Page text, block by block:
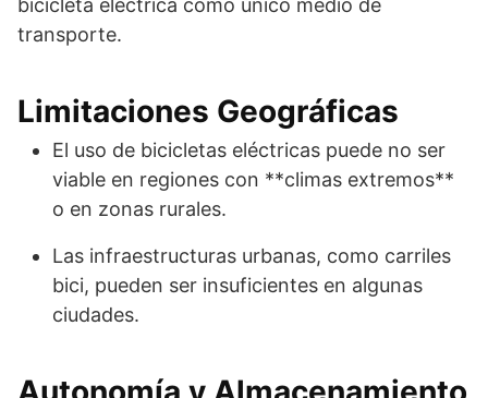
bicicleta eléctrica como único medio de
transporte.
Limitaciones Geográficas
El uso de bicicletas eléctricas puede no ser
viable en regiones con **climas extremos**
o en zonas rurales.
Las infraestructuras urbanas, como carriles
bici, pueden ser insuficientes en algunas
ciudades.